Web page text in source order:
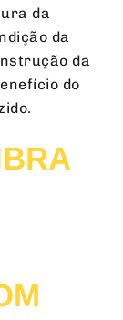
da
da
da
do